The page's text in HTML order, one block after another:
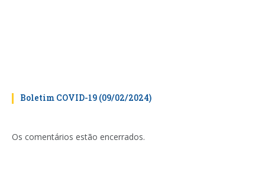
Boletim COVID-19 (09/02/2024)
Os comentários estão encerrados.